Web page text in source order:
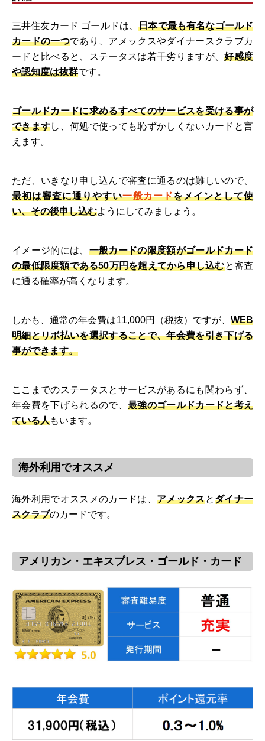
三井住友カード ゴールドは、日本で最も有名なゴールド
カードの一つであり、アメックスやダイナースクラブカ
ードと比べると、ステータスは若干劣りますが、好感度
や認知度は抜群です。
ゴールドカードに求めるすべてのサービスを受ける事が
できますし、何処で使っても恥ずかしくないカードと言
えます。
ただ、いきなり申し込んで審査に通るのは難しいので、
最初は審査に通りやすい一般カードをメインとして使
い、その後申し込むようにしてみましょう。
イメージ的には、 一般カードの限度額がゴールドカード
の最低限度額である50万円を超えてから申し込むと審査
に通る確率が高くなります。
しかも、通常の年会費は11,000円（税抜）ですが、 WEB
明細とリボ払いを選択することで、年会費を引き下げる
事ができます。
ここまでのステータスとサービスがあるにも関わらず、
年会費を下げられるので、 最強のゴールドカードと考え
ている人もいます。
海外利用でオススメ
海外利用でオススメのカードは、 アメックスとダイナー
スクラブのカードです。
アメリカン・エキスプレス・ゴールド・カード